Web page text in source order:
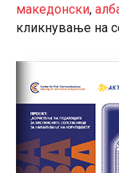
македонски,
кликнување на